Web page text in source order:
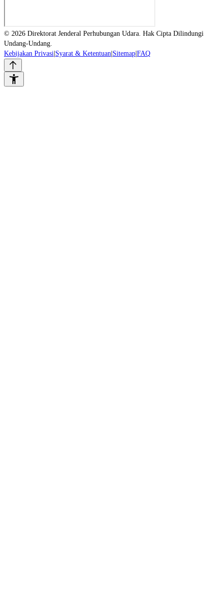
© 2026 Direktorat Jenderal Perhubungan Udara. Hak Cipta Dilindungi
Undang-Undang.
Kebijakan Privasi Syarat & Ketentuan Sitemap FAQ